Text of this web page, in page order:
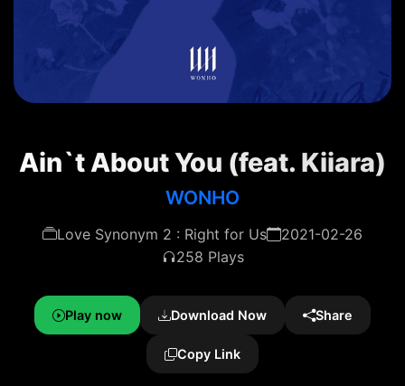
Ain`t About You (feat. Kiiara)
WONHO
Love Synonym 2 : Right for Us
2021-02-26
258 Plays
Play now Download Now Share
Copy Link